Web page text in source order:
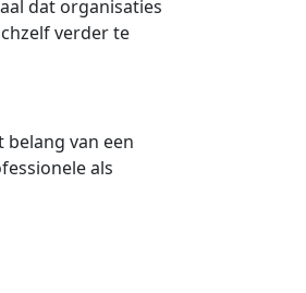
dat organisaties
verder te
van een
als